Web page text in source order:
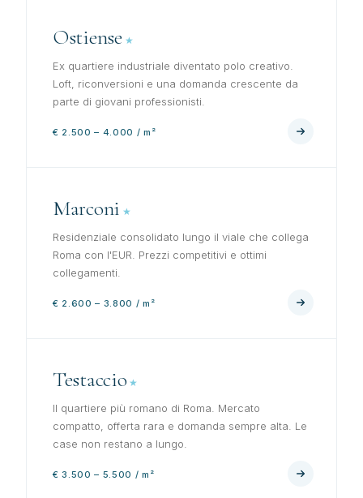
Ostiense
Ex quartiere industriale diventato polo creativo.
Loft, riconversioni e una domanda crescente da
parte di giovani professionisti.
€ 2.500 – 4.000 / m²
Marconi
Residenziale consolidato lungo il viale che collega
Roma con l'EUR. Prezzi competitivi e ottimi
collegamenti.
€ 2.600 – 3.800 / m²
Testaccio
Il quartiere più romano di Roma. Mercato
compatto, offerta rara e domanda sempre alta. Le
case non restano a lungo.
€ 3.500 – 5.500 / m²